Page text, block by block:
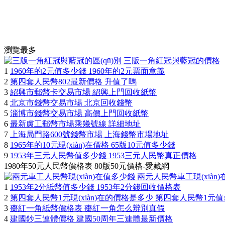
瀏覽最多
1 1960年的2元值多少錢 1960年的2元票面意義
2 第四套人民幣802最新價格 升值了嗎
3 紹興市郵幣卡交易市場 紹興上門回收紙幣
4 北京市錢幣交易市場 北京回收錢幣
5 淄博市錢幣交易市場 高價上門回收紙幣
6 最新盧工郵幣市場乘幾號線 詳細地址
7
上海局門路600號錢幣市場 上海錢幣市場地址
8 1965年的10元現(xiàn)在價格 65版10元值多少錢
9 1953年三元人民幣值多少錢 1953三元人民幣真正價格
1980年50元人民幣價格表 80版50元價格-愛藏網
1 1953年2分紙幣值多少錢 1953年2分錢回收價格表
2 第四套人民幣1元現(xiàn)在的價格是多少 第四套人民幣1元
3 棗紅一角紙幣價格表 棗紅一角怎么辨別真假
4 建國鈔三連體價格 建國50周年三連體最新價格